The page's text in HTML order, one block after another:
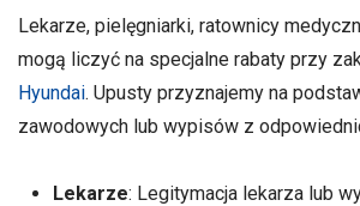
Lekarze, pielęgniarki, ratownicy
mogą liczyć na specjalne rabaty przy
Hyundai. Upusty przyznajemy na
zawodowych lub wypisów z
Lekarze: Legitymacja lekarza lub